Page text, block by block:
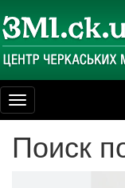
Toggle
navigation
Поиск